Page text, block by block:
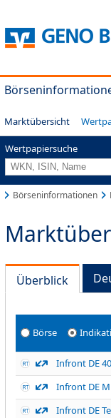
Marktübersicht
Wertpapiersuche
Börseninformationen
Überblick
Börse
Infront DE 40
Infront DE
Infront DE